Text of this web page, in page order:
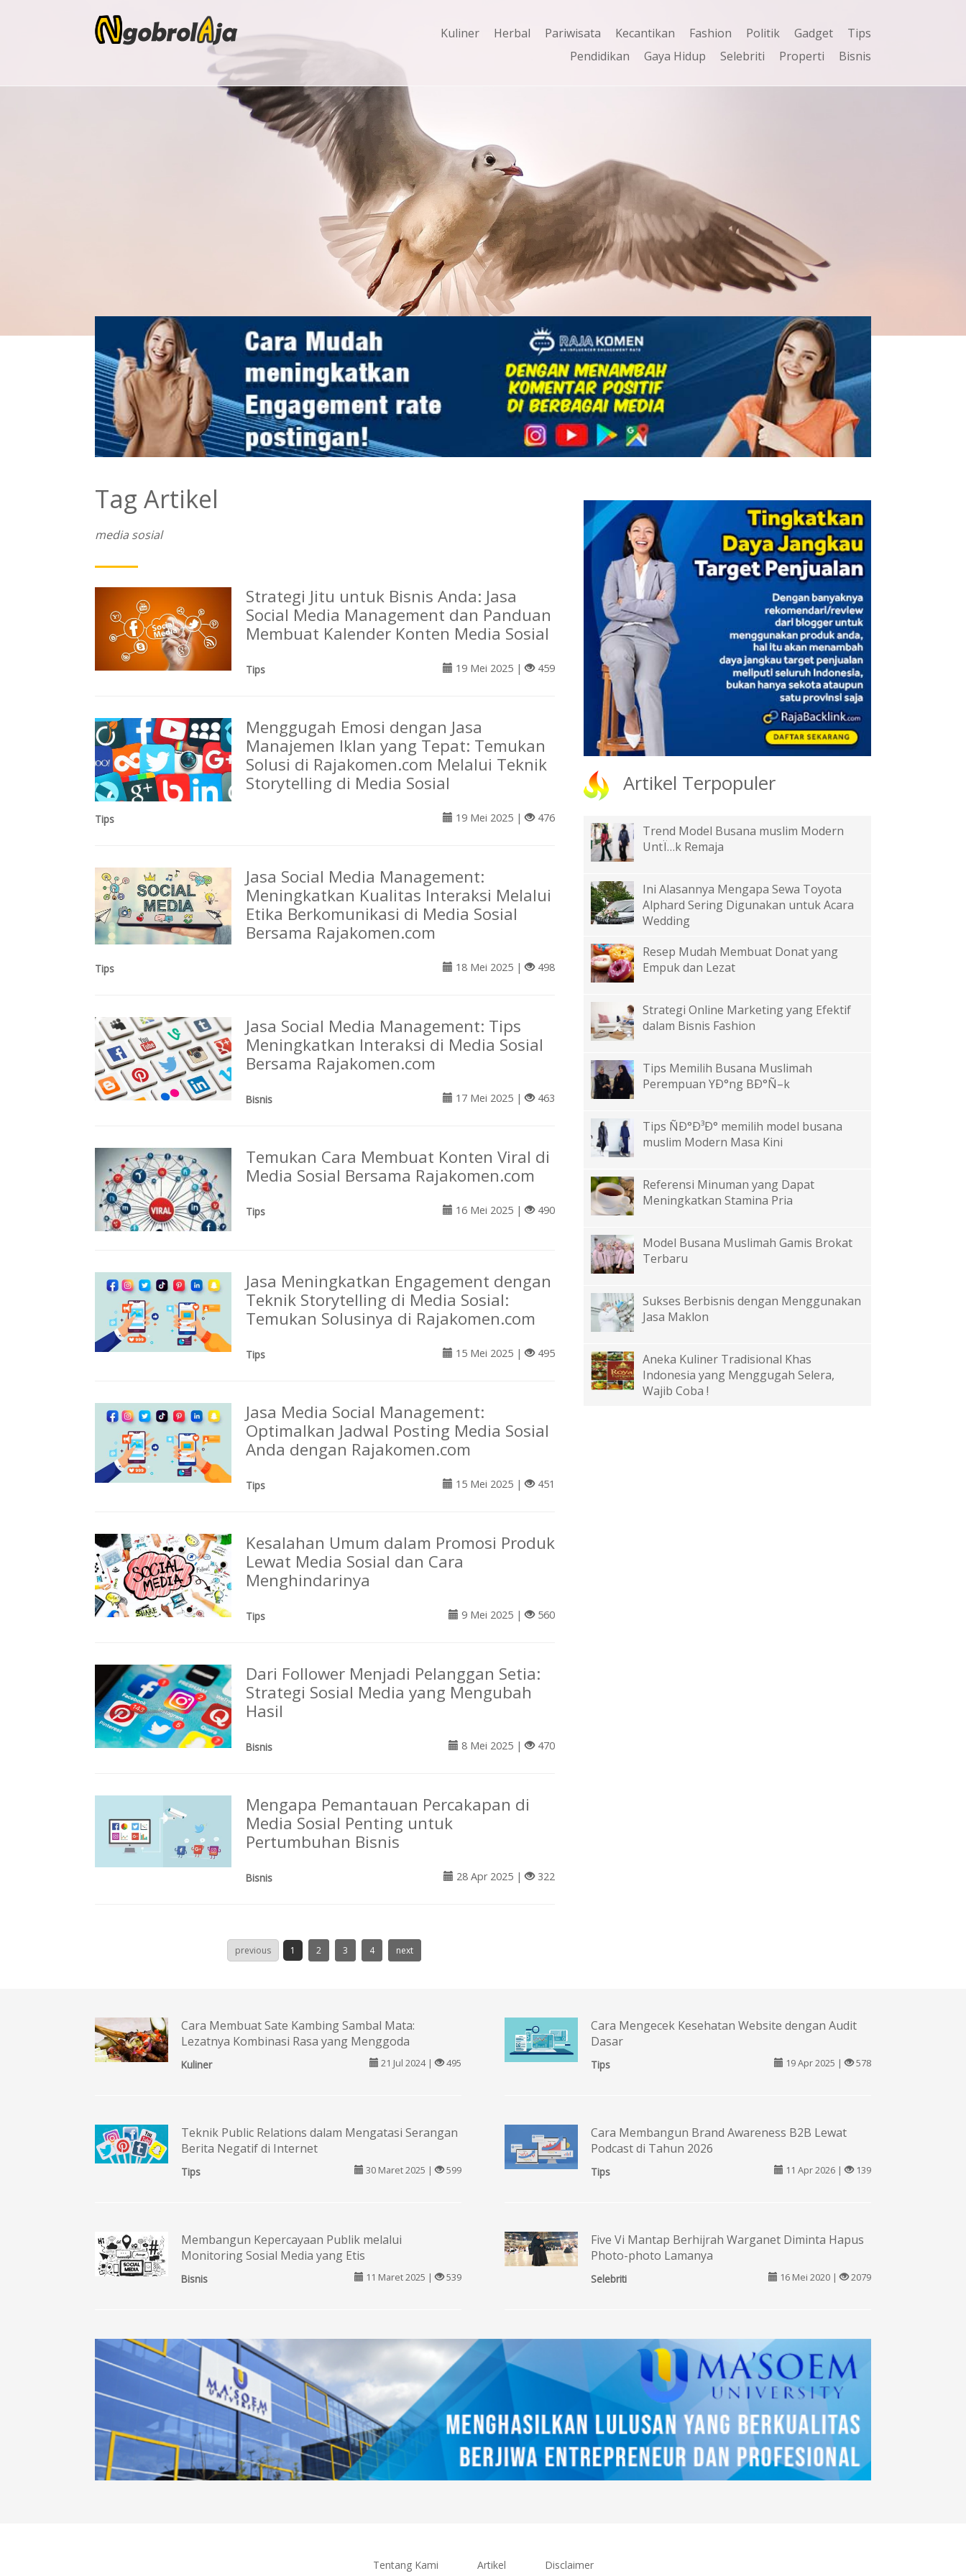
Kuliner Herbal Pariwisata Kecantikan Fashion Politik Gadget
Tips
Pendidikan
Gaya Hidup Selebriti Properti Bisnis
Tag Artikel
media sosial
Strategi Jitu untuk Bisnis Anda: Jasa
Social Media Management dan Panduan
Membuat Kalender Konten Media Sosial
Tips 19 Mei 2025 | 459
Menggugah Emosi dengan Jasa
Manajemen Iklan yang Tepat: Temukan
Solusi di Rajakomen.com Melalui Teknik
Storytelling di Media Sosial
Tips 19 Mei 2025 | 476
Jasa Social Media Management:
Meningkatkan Kualitas Interaksi Melalui
Etika Berkomunikasi di Media Sosial
Bersama Rajakomen.com
Tips 18 Mei 2025 | 498
Jasa Social Media Management: Tips
Meningkatkan Interaksi di Media Sosial
Bersama Rajakomen.com
Bisnis 17 Mei 2025 | 463
Temukan Cara Membuat Konten Viral di
Media Sosial Bersama Rajakomen.com
Tips 16 Mei 2025 | 490
Jasa Meningkatkan Engagement dengan
Teknik Storytelling di Media Sosial:
Temukan Solusinya di Rajakomen.com
Tips 15 Mei 2025 | 495
Jasa Media Social Management:
Optimalkan Jadwal Posting Media Sosial
Anda dengan Rajakomen.com
Tips 15 Mei 2025 | 451
Kesalahan Umum dalam Promosi Produk
Lewat Media Sosial dan Cara
Menghindarinya
Tips 9 Mei 2025 | 560
Dari Follower Menjadi Pelanggan Setia:
Strategi Sosial Media yang Mengubah
Hasil
Bisnis 8 Mei 2025 | 470
Mengapa Pemantauan Percakapan di
Media Sosial Penting untuk
Pertumbuhan Bisnis
Bisnis 28 Apr 2025 | 322
previous 1 2 3 4 next
Artikel Terpopuler
Trend Model Busana muslim Modern
UntÏ…k Remaja
Ini Alasannya Mengapa Sewa Toyota
Alphard Sering Digunakan untuk Acara
Wedding
Resep Mudah Membuat Donat yang
Empuk dan Lezat
Strategi Online Marketing yang Efektif
dalam Bisnis Fashion
Tips Memilih Busana Muslimah
Perempuan YÐ°ng BÐ°Ñ–k
Tips ÑÐ°Ð³Ð° memilih model busana
muslim Modern Masa Kini
Referensi Minuman yang Dapat
Meningkatkan Stamina Pria
Model Busana Muslimah Gamis Brokat
Terbaru
Sukses Berbisnis dengan Menggunakan
Jasa Maklon
Aneka Kuliner Tradisional Khas
Indonesia yang Menggugah Selera,
Wajib Coba !
Cara Membuat Sate Kambing Sambal Mata:
Lezatnya Kombinasi Rasa yang Menggoda
Kuliner 21 Jul 2024 | 495
Cara Mengecek Kesehatan Website dengan Audit
Dasar
Tips 19 Apr 2025 | 578
Teknik Public Relations dalam Mengatasi Serangan
Berita Negatif di Internet
Tips 30 Maret 2025 | 599
Cara Membangun Brand Awareness B2B Lewat
Podcast di Tahun 2026
Tips 11 Apr 2026 | 139
Membangun Kepercayaan Publik melalui
Monitoring Sosial Media yang Etis
Bisnis 11 Maret 2025 | 539
Five Vi Mantap Berhijrah Warganet Diminta Hapus
Photo-photo Lamanya
Selebriti 16 Mei 2020 | 2079
Tentang Kami Artikel Disclaimer